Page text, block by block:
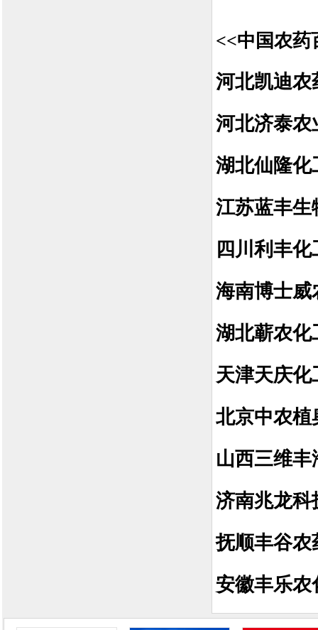
<<中国农药
河北凯迪农
河北济泰农
湖北仙隆化
江苏蓝丰生
四川利丰
海南博士威
湖北蕲农化
天津天庆
北京中农植
山西三维
济南兆龙科
抚顺丰谷农
安徽丰乐农